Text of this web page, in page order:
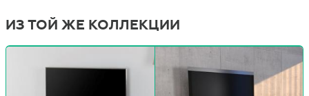
ИЗ ТОЙ ЖЕ КОЛЛЕКЦИИ